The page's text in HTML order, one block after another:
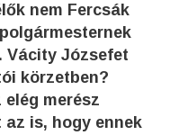
nem Fercsák
Vácity Józsefet
körzetben?
merész
is, hogy ennek